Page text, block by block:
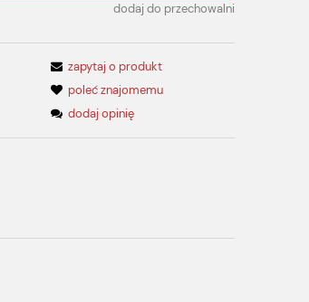
dodaj do przechowalni
zapytaj o produkt
poleć znajomemu
dodaj opinię